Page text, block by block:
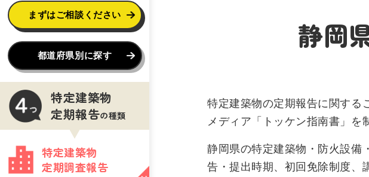
まずはご相談ください
都道府県別に探す
特定建築物
定期報告の種類
特定建築物
定期調査報告
静岡
特定建築物の定期報告に関する
メディア「トッケン指南書」を
静岡県の特定建築物・防火設備
告・提出時期、初回免除制度、